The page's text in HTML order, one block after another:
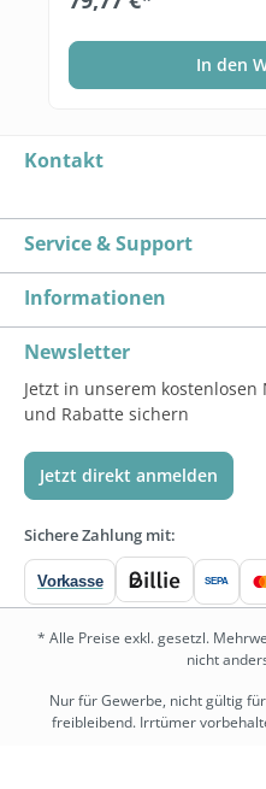
In den
Kontakt
Service & Support
Informationen
Newsletter
Jetzt in unserem
und Rabatte sichern
Jetzt direkt anmelden
Sichere Zahlung mit:
Vorkasse SEPA
* Alle Preise exkl. gesetzl.
nicht
Nur für Gewerbe, nicht gültig
freibleibend. Irrtümer